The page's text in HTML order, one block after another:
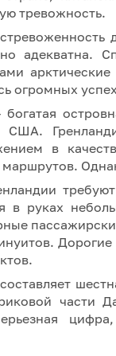
тревожность.
адекватна.
огромных
США.
в
в руках
части